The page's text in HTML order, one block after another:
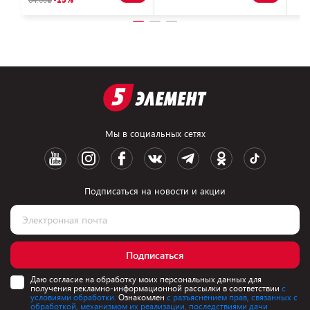
Мы в социальных сетях
Подписаться на новости и акции
Подписаться
Даю согласие на обработку моих персональных данных для
получения рекламно-информационной рассылки в соответствии с
условиями обработки. Ознакомлен с разъяснением прав, связанных с
обработкой, механизмом их реализации, последствиями дачи